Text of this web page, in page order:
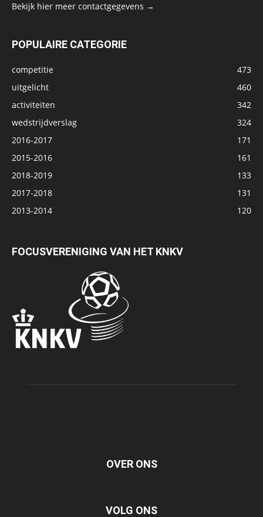
Bekijk hier meer contactgegevens →
POPULAIRE CATEGORIE
competitie
473
uitgelicht
460
activiteiten
342
wedstrijdverslag
324
2016-2017
171
2015-2016
161
2018-2019
133
2017-2018
131
2013-2014
120
FOCUSVERENIGING VAN HET KNKV
OVER ONS
VOLG ONS